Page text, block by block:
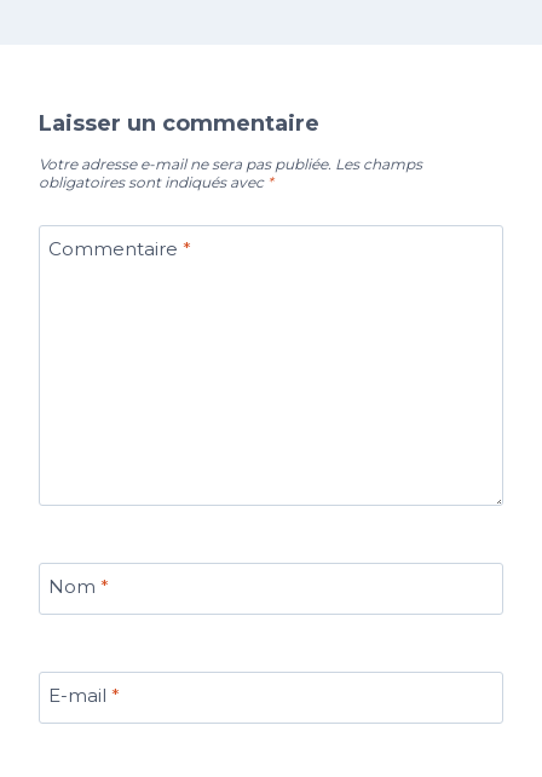
Laisser un commentaire
Votre adresse e-mail ne sera pas publiée. Les champs
obligatoires sont indiqués avec *
Commentaire *
Nom *
E-mail *